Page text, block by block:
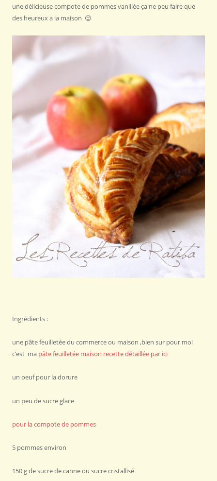
une délicieuse compote de pommes vanillée ça ne peu faire que
des heureux a la maison 😉
Ingrédients :
une pâte feuilletée du commerce ou maison ,bien sur pour moi
c’est ma pâte feuilletée maison recette détaillée par ici
un oeuf pour la dorure
un peu de sucre glace
pour la compote de pommes
5 pommes environ
150 g de sucre de canne ou sucre cristallisé